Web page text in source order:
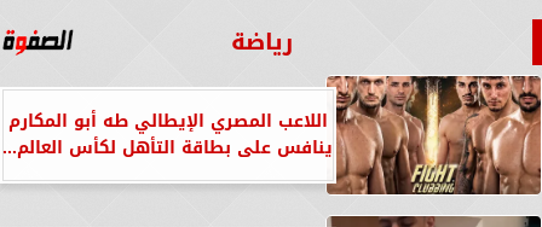
رياضة
اللاعب المصري الإيطالي طه أبو المكارم
ينافس على بطاقة التأهل لكأس العالم...